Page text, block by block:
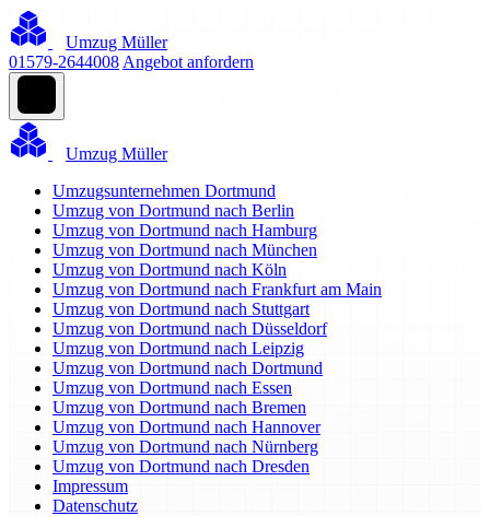
Umzug Müller
01579-2644008 Angebot anfordern
Umzug Müller
Umzugsunternehmen Dortmund
Umzug von Dortmund nach Berlin
Umzug von Dortmund nach Hamburg
Umzug von Dortmund nach München
Umzug von Dortmund nach Köln
Umzug von Dortmund nach Frankfurt am Main
Umzug von Dortmund nach Stuttgart
Umzug von Dortmund nach Düsseldorf
Umzug von Dortmund nach Leipzig
Umzug von Dortmund nach Dortmund
Umzug von Dortmund nach Essen
Umzug von Dortmund nach Bremen
Umzug von Dortmund nach Hannover
Umzug von Dortmund nach Nürnberg
Umzug von Dortmund nach Dresden
Impressum
Datenschutz